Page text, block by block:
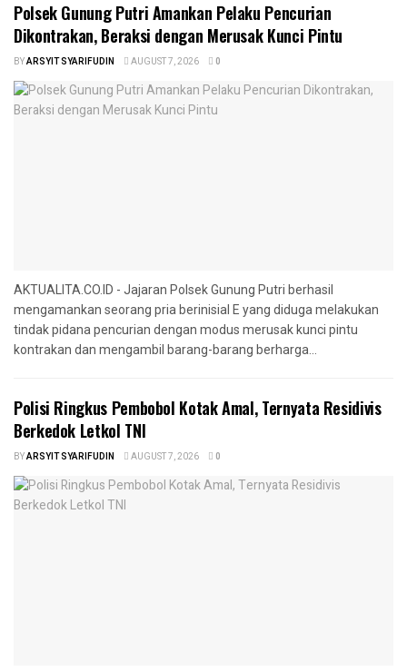
Polsek Gunung Putri Amankan Pelaku Pencurian
Dikontrakan, Beraksi dengan Merusak Kunci Pintu
BYARSYIT SYARIFUDIN AUGUST 7, 2026 0
AKTUALITA.CO.ID - Jajaran Polsek Gunung Putri berhasil
mengamankan seorang pria berinisial E yang diduga melakukan
tindak pidana pencurian dengan modus merusak kunci pintu
kontrakan dan mengambil barang-barang berharga...
Polisi Ringkus Pembobol Kotak Amal, Ternyata Residivis
Berkedok Letkol TNI
BYARSYIT SYARIFUDIN AUGUST 7, 2026 0